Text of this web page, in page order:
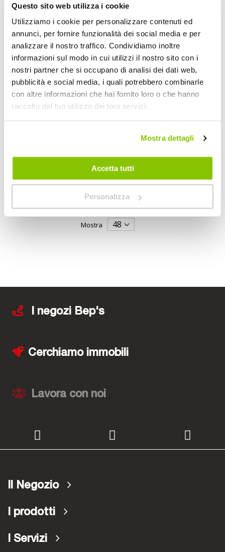
Questo sito web utilizza i cookie
Utilizziamo i cookie per personalizzare contenuti ed
annunci, per fornire funzionalità dei social media e per
analizzare il nostro traffico. Condividiamo inoltre
informazioni sul modo in cui utilizzi il nostro sito con i
nostri partner che si occupano di analisi dei dati web,
pubblicità e social media, i quali potrebbero combinarle
con altre informazioni che hai fornito loro o che hanno
raccolto dal tuo utilizzo dei loro servizi.
Mostra dettagli
Accetta tutti
Personalizza
48H gratuita! 48H
OJ
45,95 €
Spedizione
gratuita!
Mostra
I negozi Bep's
Cerchiamo immobili
Lavora con noi
Il Negozio
I prodotti
I Servizi